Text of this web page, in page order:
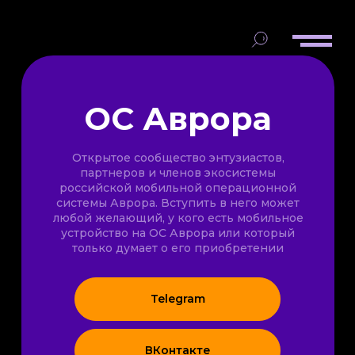
ОС Аврора
Открытое сообщество энтузиастов,
партнеров и членов экосистемы
российской мобильной операционной
системы Аврора. Вступить в него может
любой желающий, у кого есть мобильное
устройство на ОС Аврора или который
только думает о его приобретении
Telegram
ВКонтакте